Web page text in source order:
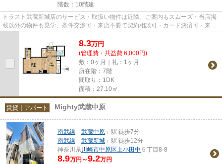
階数：10階建
トラスト武蔵新城店のサービス・取扱い物件は近隣。ご案内もスムーズ・当店掲
載以外の物件も見学、条件交渉可・来店不要で契約相談可・カード決済可・来店
時無料駐車場有（要電話予約...
8.3万円
(管理費・共益費 6,000円)
敷：0ヶ月｜礼：1ヶ月
所在階：7階
間取り：1DK
面積：27.10㎡
賃貸｜アパート Mighty武蔵中原
南武線 「武蔵中原 」駅 徒歩7分
南武線 「武蔵新城 」駅 徒歩12分
神奈川県川崎市中原区上小田中 ５丁目8-8
8.9万円～9.2万円